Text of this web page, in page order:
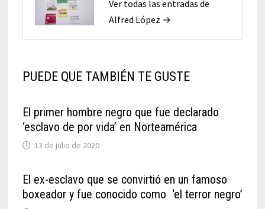
Ver todas las entradas de
Alfred López →
PUEDE QUE TAMBIÉN TE GUSTE
El primer hombre negro que fue declarado
‘esclavo de por vida’ en Norteamérica
13 de julio de 2020
El ex-esclavo que se convirtió en un famoso
boxeador y fue conocido como ‘el terror negro’